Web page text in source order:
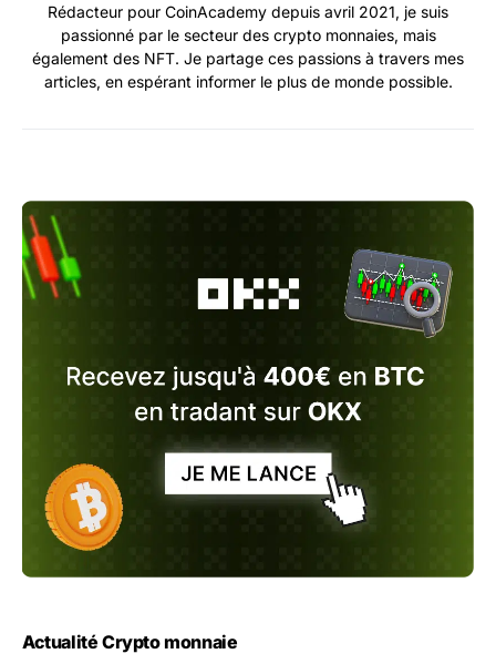
Rédacteur pour CoinAcademy depuis avril 2021, je suis
passionné par le secteur des crypto monnaies, mais
également des NFT. Je partage ces passions à travers mes
articles, en espérant informer le plus de monde possible.
Actualité Crypto monnaie